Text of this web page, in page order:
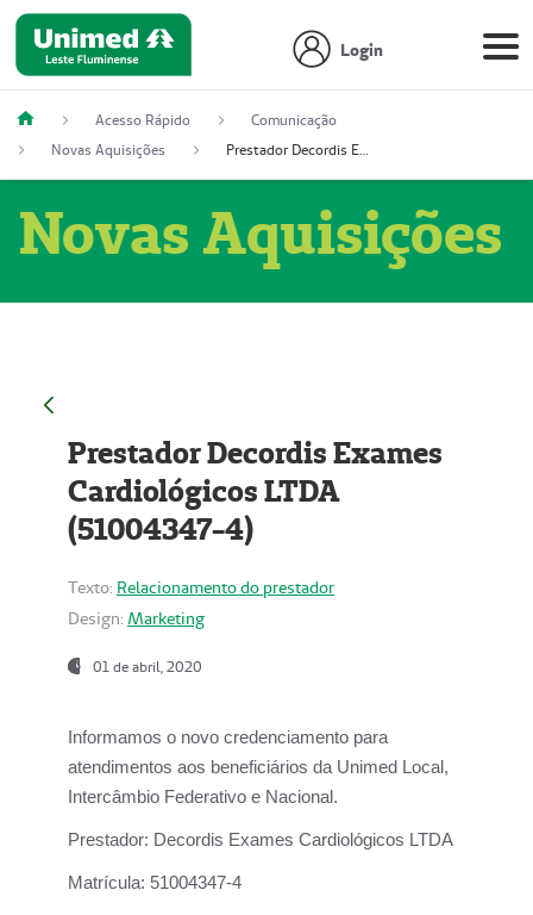
Login
Acesso Rápido
Comunicação
Novas Aquisições
Prestador Decordis Exames Cardiológicos LTDA (51004347-4)
Novas Aquisições
Prestador Decordis Exames
Cardiológicos LTDA
(51004347-4)
Texto: Relacionamento do prestador
Design: Marketing
01 de abril, 2020
Informamos o novo credenciamento para
atendimentos aos beneficiários da Unimed Local,
Intercâmbio Federativo e Nacional.
Prestador: Decordis Exames Cardiológicos LTDA
Matrícula: 51004347-4